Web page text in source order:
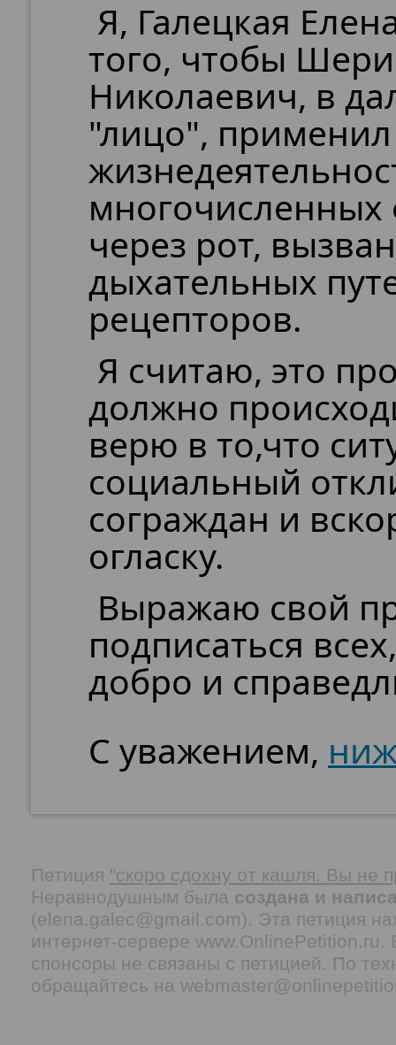
Я, Галецкая
того, чтобы
Николаевич, в
"лицо", применил
через рот,
дыхательных
рецепторов.
Я считаю, это
должно
верю в то,что
социальный
сограждан и
огласку.
Выражаю свой
подписаться
добро и
С уважением,
Петиция "скоро сдохну от кашля. Вы не
Неравнодушным была создана и
(elena.galec@gmail.com). Эта петиция
интернет-сервере
спонсоры не связаны с петицией. По
обращайтесь на